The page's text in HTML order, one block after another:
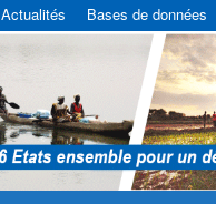
Actualités Bases de données